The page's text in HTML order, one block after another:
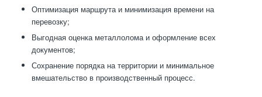
Оптимизация маршрута и минимизация времени на
перевозку;
Выгодная оценка металлолома и оформление всех
документов;
Сохранение порядка на территории и минимальное
вмешательство в производственный процесс.